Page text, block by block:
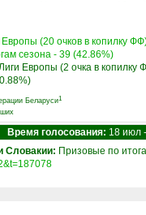
(20 очков в копилку
сезона - 39 (42.86%)
Европы (2 очка в копилку
Беларуси1
Время голосования: 18 июл
Словакии: Призовые по